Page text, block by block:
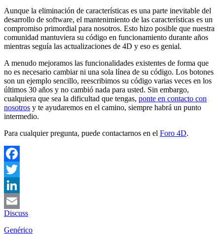
Aunque la eliminación de características es una parte inevitable del
desarrollo de software, el mantenimiento de las características es un
compromiso primordial para nosotros. Esto hizo posible que nuestra
comunidad mantuviera su código en funcionamiento durante años
mientras seguía las actualizaciones de 4D y eso es genial.
A menudo mejoramos las funcionalidades existentes de forma que
no es necesario cambiar ni una sola línea de su código. Los botones
son un ejemplo sencillo, reescribimos su código varias veces en los
últimos 30 años y no cambió nada para usted. Sin embargo,
cualquiera que sea la dificultad que tengas, ponte en contacto con
nosotros y te ayudaremos en el camino, siempre habrá un punto
intermedio.
Para cualquier pregunta, puede contactarnos en el Foro 4D.
Facebook
Twitter
LinkedIn
Email
Discuss
Genérico